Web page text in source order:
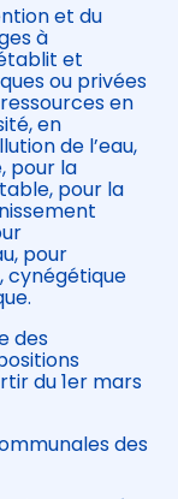
et du
à
et
ou privées
en
en
de l’eau,
pour la
pour la
pour
cynégétique
des
du 1er mars
des